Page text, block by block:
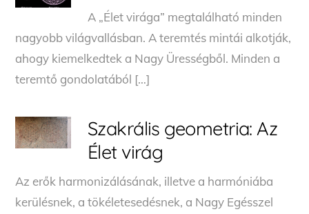
A „Élet virága” megtalálható minden
nagyobb világvallásban. A teremtés mintái alkotják,
ahogy kiemelkedtek a Nagy Ürességből. Minden a
teremtő gondolatából […]
Szakrális geometria: Az
Élet virág
Az erők harmonizálásának, illetve a harmóniába
kerülésnek, a tökéletesedésnek, a Nagy Egésszel